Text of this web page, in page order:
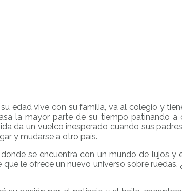
edad vive con su familia, va al colegio y
la mayor parte de su tiempo patinando a
da un vuelco inesperado cuando sus
y mudarse a otro país.
se encuentra con un mundo de lujos y
le ofrece un nuevo universo sobre